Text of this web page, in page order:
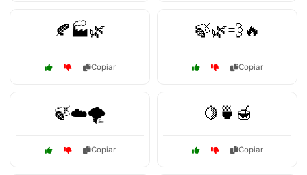
🍂🏭🌿
Copiar
🍃🌿💨🔥
Copiar
🍃☁️🌪️
Copiar
🍋🍵🍯
Copiar